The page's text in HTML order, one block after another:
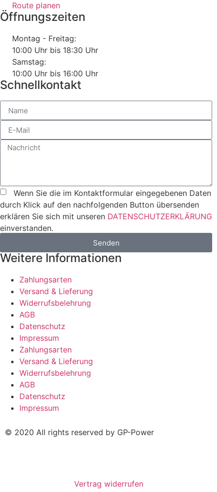
Route planen
Öffnungszeiten
Montag - Freitag:
10:00 Uhr bis 18:30 Uhr
Samstag:
10:00 Uhr bis 16:00 Uhr
Schnellkontakt
Wenn Sie die im Kontaktformular eingegebenen Daten
durch Klick auf den nachfolgenden Button übersenden
erklären Sie sich mit unseren DATENSCHUTZERKLÄRUNG
einverstanden.
Senden
Weitere Informationen
Zahlungsarten
Versand & Lieferung
Widerrufsbelehrung
AGB
Datenschutz
Impressum
Zahlungsarten
Versand & Lieferung
Widerrufsbelehrung
AGB
Datenschutz
Impressum
© 2020 All rights reserved by GP-Power
Vertrag widerrufen